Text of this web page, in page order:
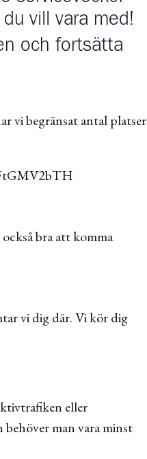
vill vara med!
och fortsätta
vi begränsat antal platser
bra att komma
vi dig där. Vi kör dig
eller
man vara minst